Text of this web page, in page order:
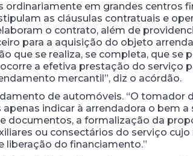
em grandes centros
as cláusulas contratuais e
o contrato, além de
para a aquisição do objeto
que se realiza, se completa, que se
a efetiva prestação do serviço
mercantil”, diz o acórdão.
de automóveis. “O tomador
indicar à arrendadora o bem a
documentos, a formalização da
ou consectários do serviço
liberação do financiamento.”